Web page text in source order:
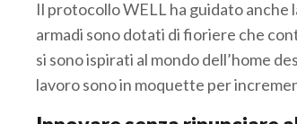
Il protocollo WELL ha guidato anche
armadi sono dotati di fioriere che
si sono ispirati al mondo dell’home
lavoro sono in moquette per